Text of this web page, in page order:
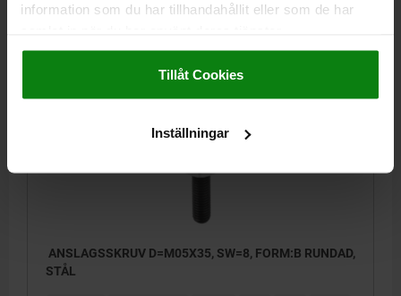
information som du har tillhandahållit eller som de har
Impressum|Dataskydd|AGB
Tillåt Cookies
Inställningar
Exkl. leveranskostnader
03087 B
ANSLAGSSKRUV D=M05X35, SW=8, FORM:B RUNDAD,
STÅL